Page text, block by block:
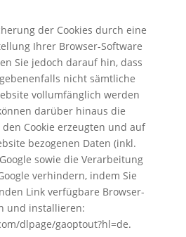
der Cookies durch eine
Ihrer Browser-Software
Sie jedoch darauf hin, dass
nicht sämtliche
vollumfänglich werden
darüber hinaus die
Cookie erzeugten und auf
bezogenen Daten (inkl.
sowie die Verarbeitung
verhindern, indem Sie
Link verfügbare Browser-
und installieren:
dlpage/gaoptout?hl=de.